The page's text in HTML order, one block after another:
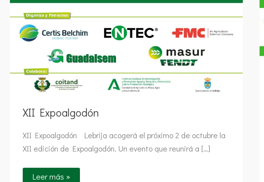
XII Expoalgodón
XII Expoalgodón Lebrija acogerá el próximo 2 de octubre la
XII edición de Expoalgodón. Un evento que reunirá a […]
Leer más »